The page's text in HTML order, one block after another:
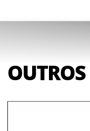
OUTROS